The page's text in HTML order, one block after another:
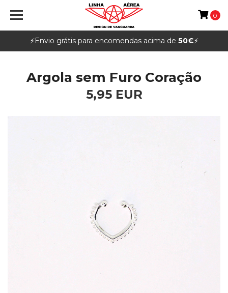
⚡️Envio grátis para encomendas acima de 50€⚡️
0
Argola sem Furo Coração
5,95 EUR